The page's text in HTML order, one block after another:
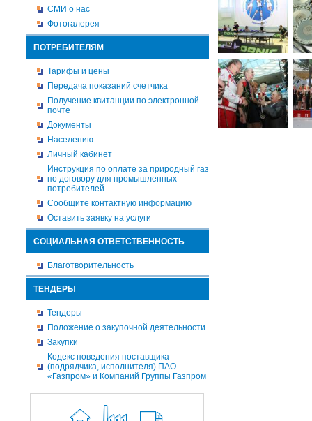
СМИ о нас
Фотогалерея
ПОТРЕБИТЕЛЯМ
Тарифы и цены
Передача показаний счетчика
Получение квитанции по электронной
почте
Документы
Населению
Личный кабинет
Инструкция по оплате за природный газ
по договору для промышленных
потребителей
Сообщите контактную информацию
Оставить заявку на услуги
СОЦИАЛЬНАЯ ОТВЕТСТВЕННОСТЬ
Благотворительность
ТЕНДЕРЫ
Тендеры
Положение о закупочной деятельности
Закупки
Кодекс поведения поставщика
(подрядчика, исполнителя) ПАО
«Газпром» и Компаний Группы Газпром